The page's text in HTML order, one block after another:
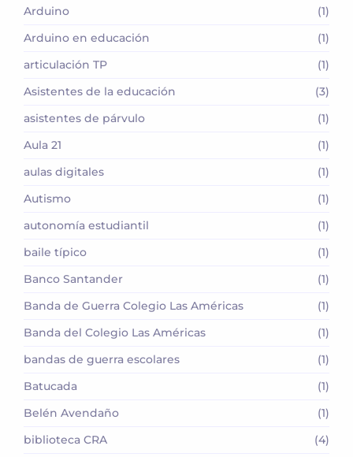
Arduino
(1)
Arduino en educación
(1)
articulación TP
(1)
Asistentes de la educación
(3)
asistentes de párvulo
(1)
Aula 21
(1)
aulas digitales
(1)
Autismo
(1)
autonomía estudiantil
(1)
baile típico
(1)
Banco Santander
(1)
Banda de Guerra Colegio Las Américas
(1)
Banda del Colegio Las Américas
(1)
bandas de guerra escolares
(1)
Batucada
(1)
Belén Avendaño
(1)
biblioteca CRA
(4)